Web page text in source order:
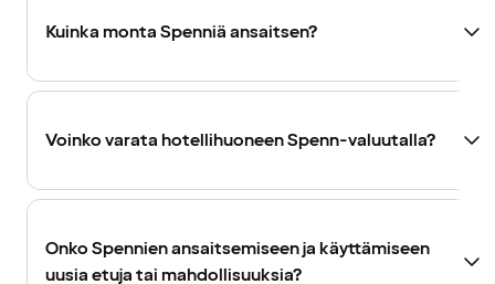
Kuinka monta Spenniä ansaitsen?
Voinko varata hotellihuoneen Spenn-valuutalla?
Onko Spennien ansaitsemiseen ja käyttämiseen
uusia etuja tai mahdollisuuksia?